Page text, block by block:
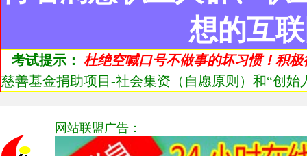
想的互
考试提示： 杜绝空喊口号不做事的坏习惯！积
慈善基金捐助项目-社会集资（自愿原则）和“创
网站联盟广告：